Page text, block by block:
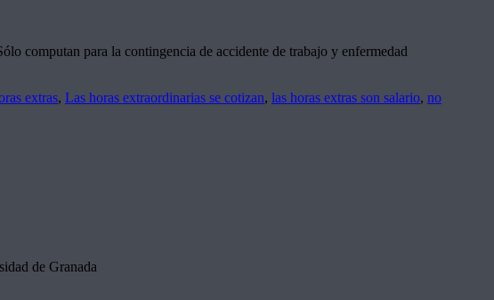
computan para la contingencia de accidente de trabajo y enfermedad
extras, Las horas extraordinarias se cotizan, las horas extras son salario, no
de Granada